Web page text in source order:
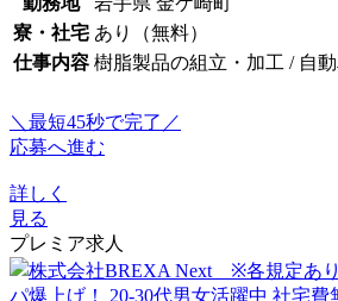
寮・社宅 あり（無料）
仕事内容 樹脂製品の組立・加工 / 自
＼最短45秒で完了／
応募へ進む
詳しく
見る
プレミア求人